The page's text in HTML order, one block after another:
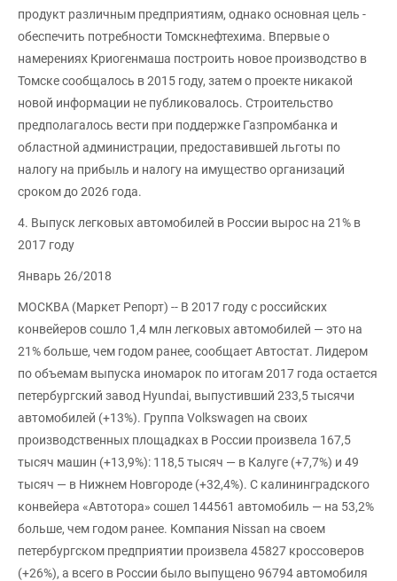
продукт различным предприятиям, однако основная цель -
обеспечить потребности Томскнефтехима. Впервые о
намерениях Криогенмаша построить новое производство в
Томске сообщалось в 2015 году, затем о проекте никакой
новой информации не публиковалось. Строительство
предполагалось вести при поддержке Газпромбанка и
областной администрации, предоставившей льготы по
налогу на прибыль и налогу на имущество организаций
сроком до 2026 года.
4. Выпуск легковых автомобилей в России вырос на 21% в
2017 году
Январь 26/2018
МОСКВА (Маркет Репорт) -- В 2017 году с российских
конвейеров сошло 1,4 млн легковых автомобилей — это на
21% больше, чем годом ранее, сообщает Автостат. Лидером
по объемам выпуска иномарок по итогам 2017 года остается
петербургский завод Hyundai, выпустивший 233,5 тысячи
автомобилей (+13%). Группа Volkswagen на своих
производственных площадках в России произвела 167,5
тысяч машин (+13,9%): 118,5 тысяч — в Калуге (+7,7%) и 49
тысяч — в Нижнем Новгороде (+32,4%). С калининградского
конвейера «Автотора» сошел 144561 автомобиль — на 53,2%
больше, чем годом ранее. Компания Nissan на своем
петербургском предприятии произвела 45827 кроссоверов
(+26%), а всего в России было выпущено 96794 автомобиля